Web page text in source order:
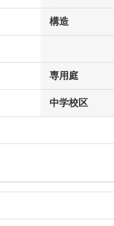
構造
専用庭
中学校区